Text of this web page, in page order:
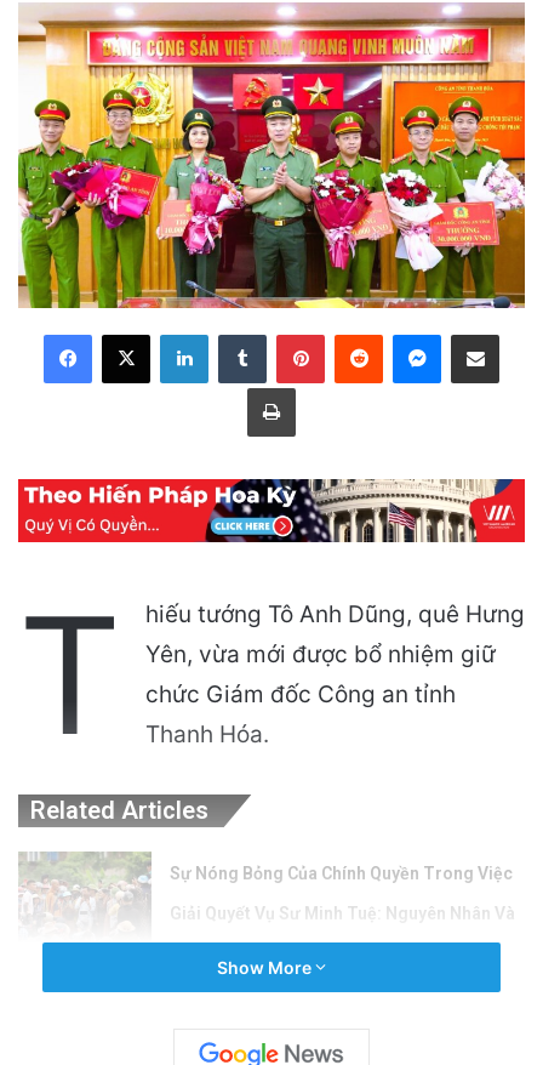
LinkedInTumblr PinterestReddit Messenger
Share via Email
Print
T
hiếu tướng Tô Anh Dũng, quê Hưng
Yên, vừa mới được bổ nhiệm giữ
chức Giám đốc Công an tỉnh
Thanh Hóa.
Related Articles
Sự Nóng Bỏng Của Chính Quyền Trong Việc
Giải Quyết Vụ Sư Minh Tuệ: Nguyên Nhân Và
Công an Siết Chặt Quản Lý Người Dùng Mạng
Show More